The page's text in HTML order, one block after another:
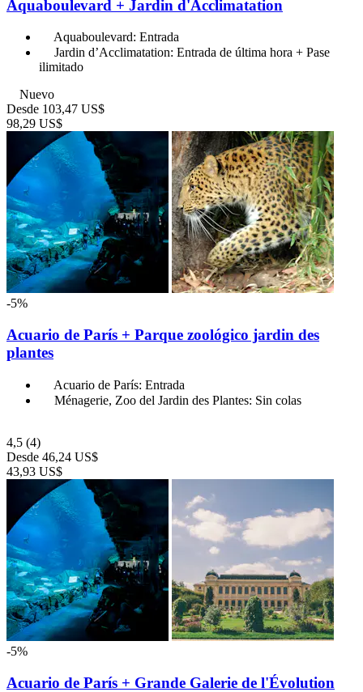
Aquaboulevard + Jardin d'Acclimatation
Aquaboulevard: Entrada
Jardin d’Acclimatation: Entrada de última hora + Pase
ilimitado
Nuevo
Desde 103,47 US$
98,29 US$
-5%
Acuario de París + Parque zoológico jardin des
plantes
Acuario de París: Entrada
Ménagerie, Zoo del Jardin des Plantes: Sin colas
4,5 (4)
Desde 46,24 US$
43,93 US$
-5%
Acuario de París + Grande Galerie de l'Évolution